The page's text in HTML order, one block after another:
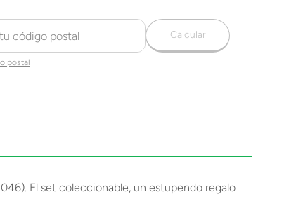
postal
Calcular
El set coleccionable, un estupendo regalo